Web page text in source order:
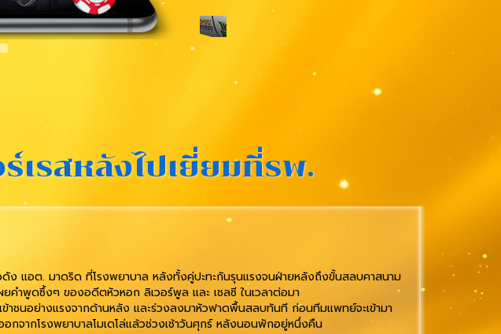
รสหลังไปเยี่ยมที่รพ.
ง แอต. มาดริด ที่โรงพยาบาล หลังทั้งคู่ปะทะกันรุนแรงจนฝ่ายหลังถึงขั้นสลบคาสนาม
คำพูดซึ้งๆ ของอดีตหัวหอก ลิเวอร์พูล และ เชลซี ในเวลาต่อมา
อย่างแรงจากด้านหลัง และร่วงลงมาหัวฟาดพื้นสลบทันที ก่อนทีมแพทย์จะเข้ามา
จากโรงพยาบาลโมเดโล่แล้วช่วงเช้าวันศุกร์ หลังนอนพักอยู่หนึ่งคืน